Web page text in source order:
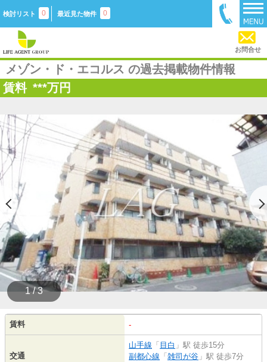
検討リスト 0 最近見た物件 0
お問合せ
メゾン・ド・エコルス の過去掲載物件情報
賃料 ***万円
1 / 3
賃料 -
交通
山手線 「 目白 」駅 徒歩15分
副都心線 「 雑司が谷 」駅 徒歩7分